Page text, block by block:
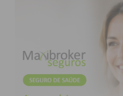
O calendário das próximas
em breve pela AF Porto.
voltem a encher-se para
nesta reta final da